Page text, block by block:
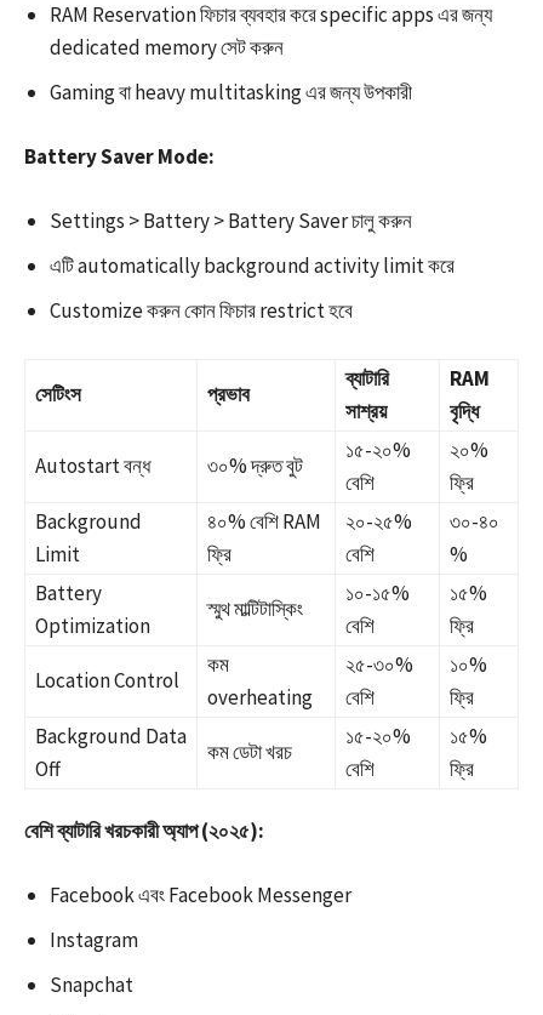
RAM Reservation ফিচার ব্যবহার করে specific apps এর জন্য
dedicated memory সেট করুন​
Gaming বা heavy multitasking এর জন্য উপকারী
Battery Saver Mode:
Settings > Battery > Battery Saver চালু করুন
এটি automatically background activity limit করে
Customize করুন কোন ফিচার restrict হবে
সেটিংস প্রভাব
ব্যাটারি
সাশ্রয়
RAM
বৃদ্ধি
Autostart বন্ধ ৩০% দ্রুত বুট ​
১৫-২০%
বেশি ​
২০%
ফ্রি
Background
Limit
৪০% বেশি RAM
ফ্রি ​
২০-২৫%
বেশি
৩০-৪০
% ​
Battery
Optimization
স্মুথ মাল্টিটাস্কিং
১০-১৫%
বেশি ​
১৫%
ফ্রি
Location Control
কম
overheating
২৫-৩০%
বেশি ​
১০%
ফ্রি
Background Data
Off
কম ডেটা খরচ ​
১৫-২০%
বেশি
১৫%
ফ্রি
বেশি ব্যাটারি খরচকারী অ্যাপ (২০২৫):
Facebook এবং Facebook Messenger​
Instagram​
Snapchat​